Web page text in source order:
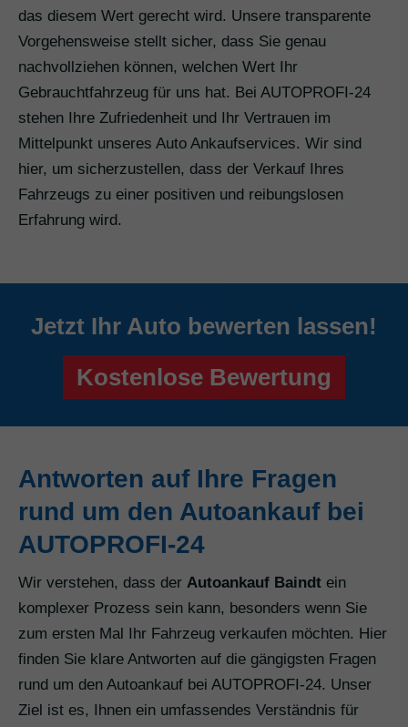
das diesem Wert gerecht wird. Unsere transparente
Vorgehensweise stellt sicher, dass Sie genau
nachvollziehen können, welchen Wert Ihr
Gebrauchtfahrzeug für uns hat. Bei AUTOPROFI-24
stehen Ihre Zufriedenheit und Ihr Vertrauen im
Mittelpunkt unseres Auto Ankaufservices. Wir sind
hier, um sicherzustellen, dass der Verkauf Ihres
Fahrzeugs zu einer positiven und reibungslosen
Erfahrung wird.
Jetzt Ihr Auto bewerten lassen!
Kostenlose Bewertung
Antworten auf Ihre Fragen
rund um den Autoankauf bei
AUTOPROFI-24
Wir verstehen, dass der Autoankauf Baindt ein
komplexer Prozess sein kann, besonders wenn Sie
zum ersten Mal Ihr Fahrzeug verkaufen möchten. Hier
finden Sie klare Antworten auf die gängigsten Fragen
rund um den Autoankauf bei AUTOPROFI-24. Unser
Ziel ist es, Ihnen ein umfassendes Verständnis für